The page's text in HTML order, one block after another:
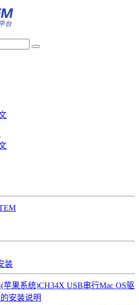
装
苹果系统)CH34X USB串行Mac OS驱
安装说明